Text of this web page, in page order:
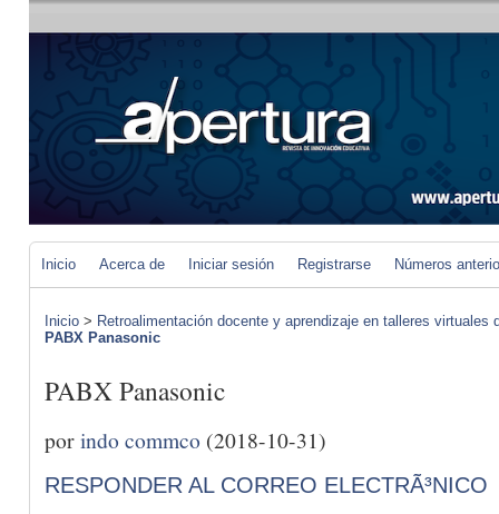
Inicio Acerca de Iniciar sesión Registrarse Números
Inicio > Retroalimentación docente y aprendizaje en talleres virtuales
PABX Panasonic
PABX Panasonic
porindo commco (2018-10-31)
RESPONDER AL CORREO ELECTRÃ³NICO